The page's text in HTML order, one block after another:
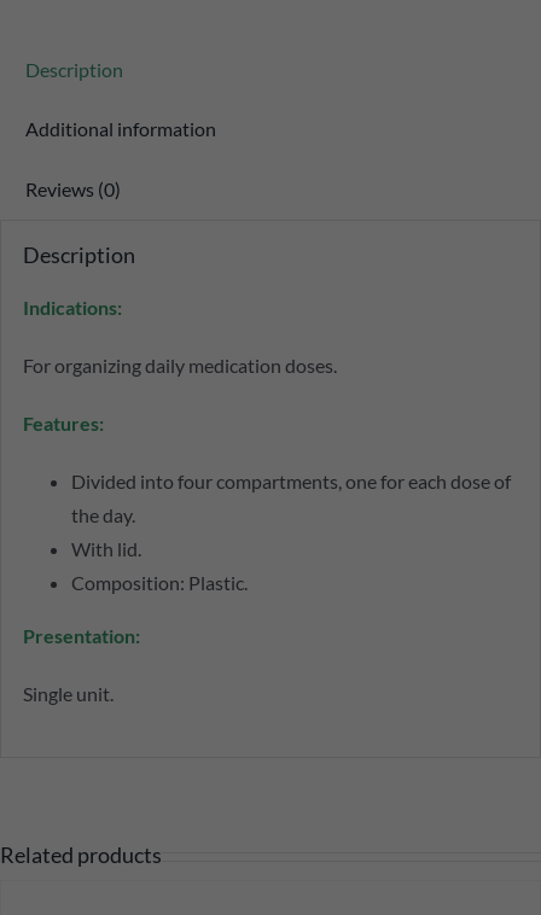
Description
Additional information
Reviews (0)
Description
Indications:
For organizing daily medication doses.
Features:
Divided into four compartments, one for each dose of
the day.
With lid.
Composition: Plastic.
Presentation:
Single unit.
Related products